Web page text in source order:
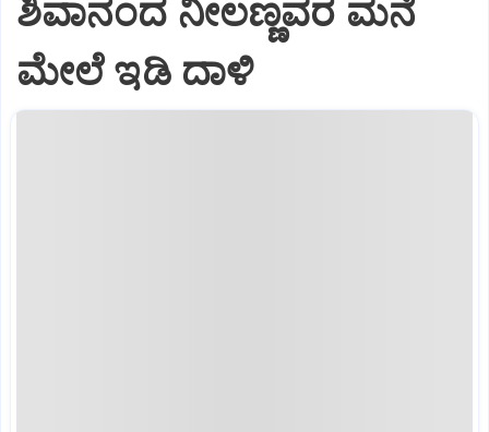
ಶಿವಾನಂದ ನೀಲಣ್ಣವರ ಮನೆ
ಮೇಲೆ ಇಡಿ‌ ದಾಳಿ